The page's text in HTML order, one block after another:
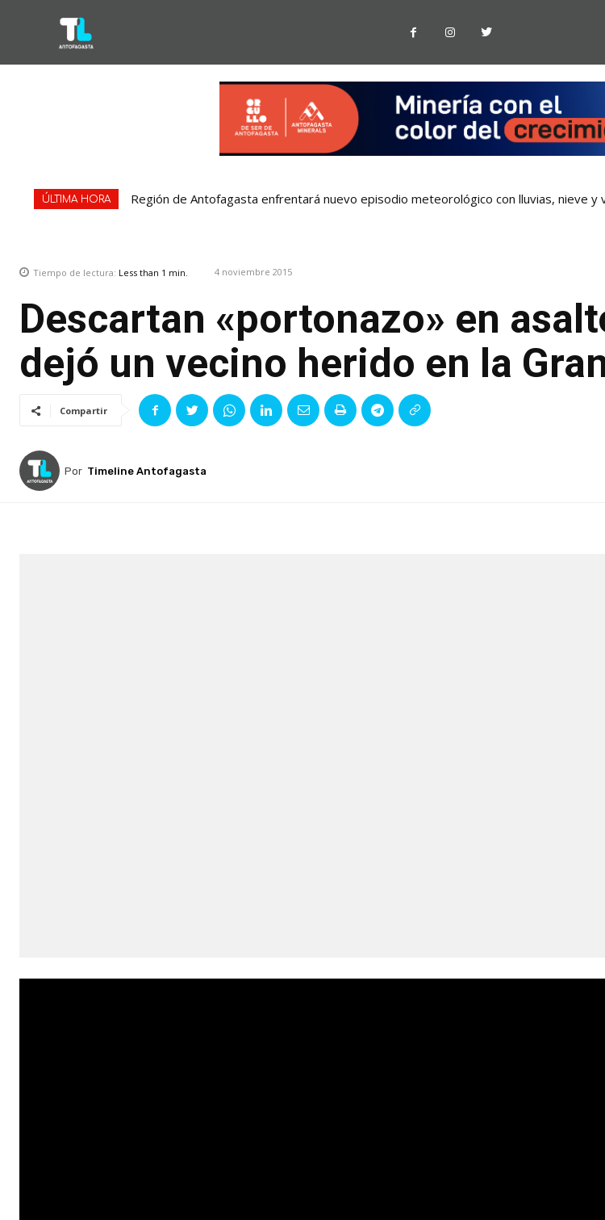
ÚLTIMA HORA Región de Antofagasta enfrentará nuevo episodio meteorológico con lluvias, nieve y
Tiempo de lectura: Less than 1 min. 4 noviembre 2015
Descartan «portonazo» en
dejó un vecino herido en la
Compartir
Por Timeline Antofagasta